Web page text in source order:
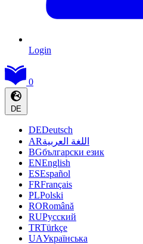
Login
0
DE
DEDeutsch
ARاللغة العربية
BGбългарски език
ENEnglish
ESEspañol
FRFrançais
PLPolski
RORomână
RUРусский
TRTürkçe
UAУкраїнська